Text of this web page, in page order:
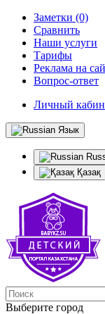
Заметки (0)
Сравнить
Наши услуги
Тарифы
Реклама на
Вопрос-ответ
Личный
Язык
Қазақ
Выберите город